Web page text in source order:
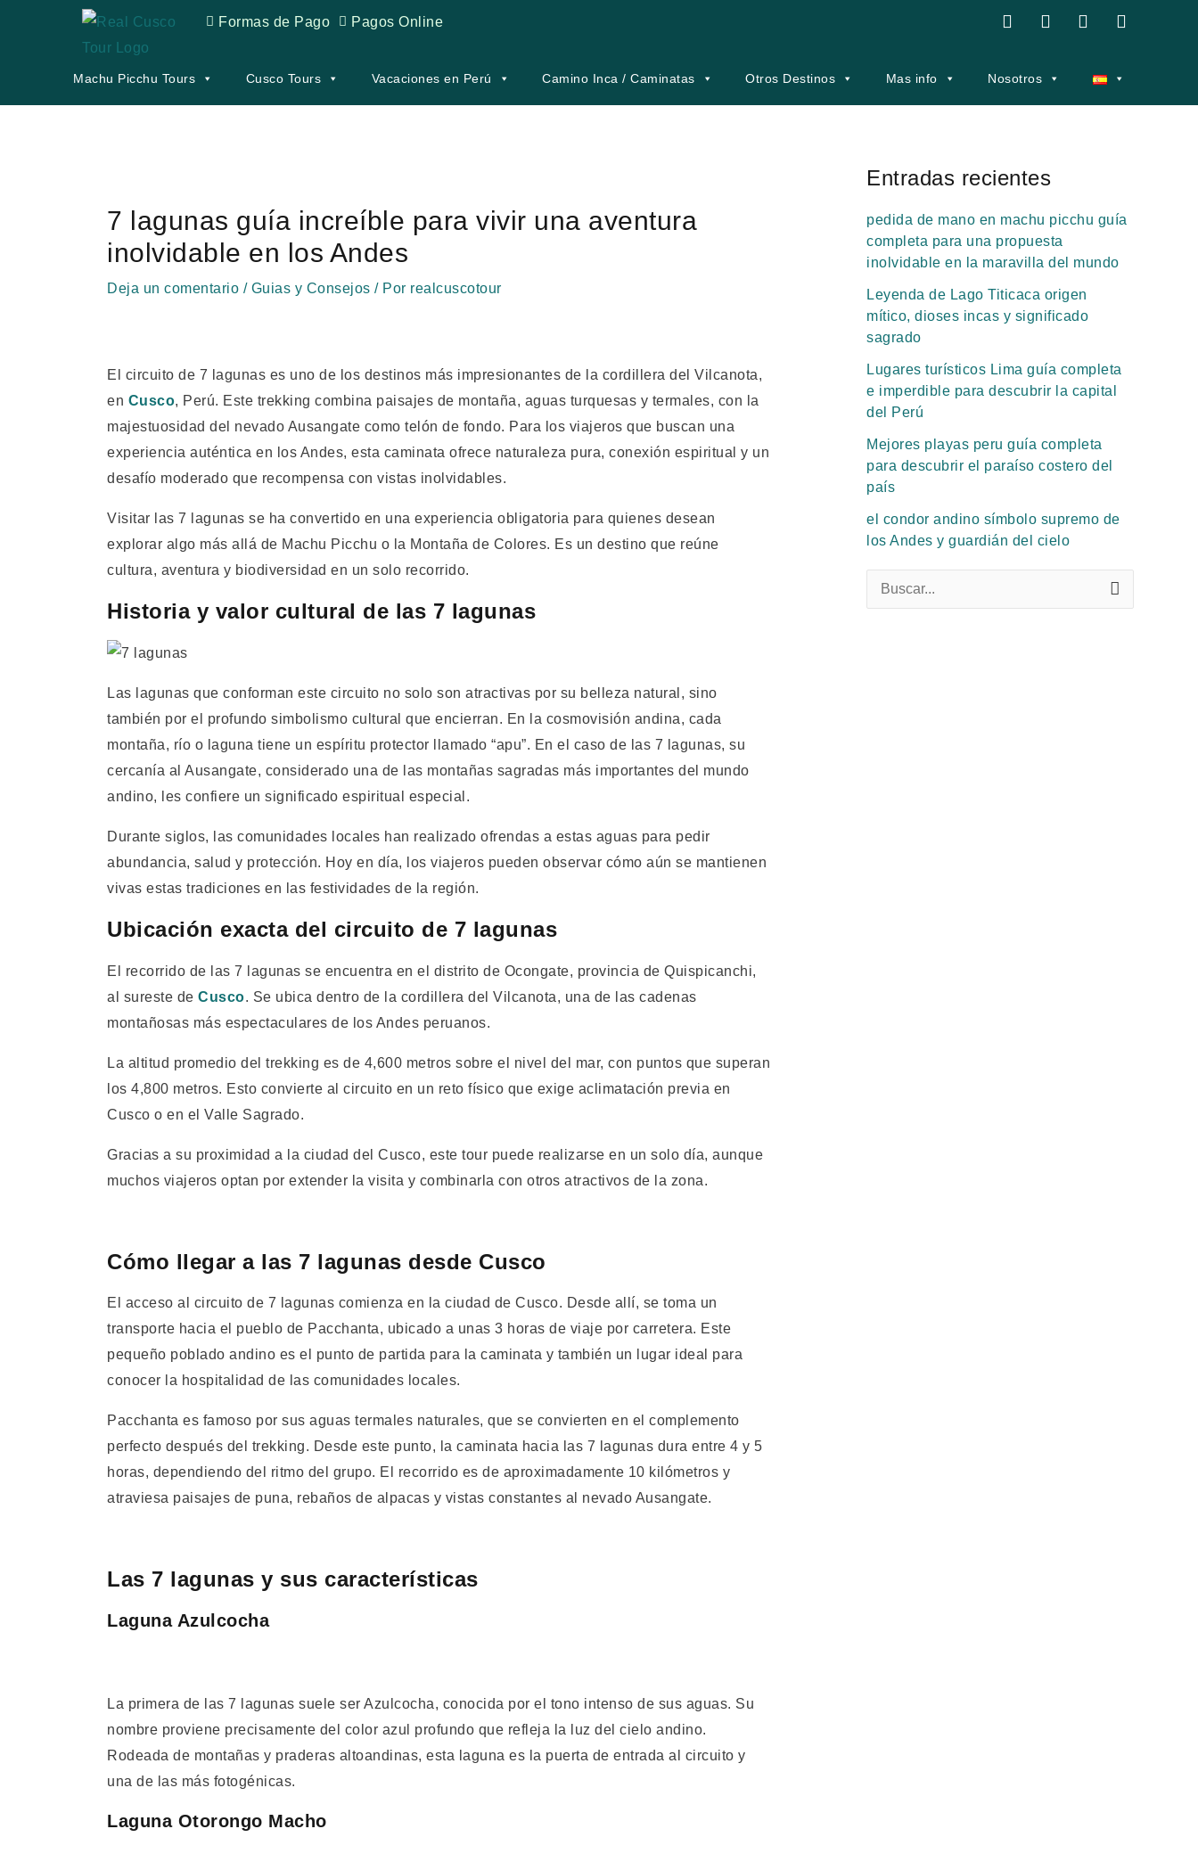
Formas de Pago Pagos Online
F
b
o
Y
b
I
g
T
d
Machu Picchu Tours Cusco Tours Vacaciones en Perú Camino Inca / Caminatas Otros Destinos Mas info Nosotros
7 lagunas guía increíble para vivir una aventura
inolvidable en los Andes
Deja un comentario / Guias y Consejos / Por realcuscotour
El circuito de 7 lagunas es uno de los destinos más impresionantes de la cordillera del Vilcanota,
en Cusco, Perú. Este trekking combina paisajes de montaña, aguas turquesas y termales, con la
majestuosidad del nevado Ausangate como telón de fondo. Para los viajeros que buscan una
experiencia auténtica en los Andes, esta caminata ofrece naturaleza pura, conexión espiritual y un
desafío moderado que recompensa con vistas inolvidables.
Visitar las 7 lagunas se ha convertido en una experiencia obligatoria para quienes desean
explorar algo más allá de Machu Picchu o la Montaña de Colores. Es un destino que reúne
cultura, aventura y biodiversidad en un solo recorrido.
Historia y valor cultural de las 7 lagunas
Las lagunas que conforman este circuito no solo son atractivas por su belleza natural, sino
también por el profundo simbolismo cultural que encierran. En la cosmovisión andina, cada
montaña, río o laguna tiene un espíritu protector llamado “apu”. En el caso de las 7 lagunas, su
cercanía al Ausangate, considerado una de las montañas sagradas más importantes del mundo
andino, les confiere un significado espiritual especial.
Durante siglos, las comunidades locales han realizado ofrendas a estas aguas para pedir
abundancia, salud y protección. Hoy en día, los viajeros pueden observar cómo aún se mantienen
vivas estas tradiciones en las festividades de la región.
Ubicación exacta del circuito de 7 lagunas
El recorrido de las 7 lagunas se encuentra en el distrito de Ocongate, provincia de Quispicanchi,
al sureste de Cusco. Se ubica dentro de la cordillera del Vilcanota, una de las cadenas
montañosas más espectaculares de los Andes peruanos.
La altitud promedio del trekking es de 4,600 metros sobre el nivel del mar, con puntos que superan
los 4,800 metros. Esto convierte al circuito en un reto físico que exige aclimatación previa en
Cusco o en el Valle Sagrado.
Gracias a su proximidad a la ciudad del Cusco, este tour puede realizarse en un solo día, aunque
muchos viajeros optan por extender la visita y combinarla con otros atractivos de la zona.
Cómo llegar a las 7 lagunas desde Cusco
El acceso al circuito de 7 lagunas comienza en la ciudad de Cusco. Desde allí, se toma un
transporte hacia el pueblo de Pacchanta, ubicado a unas 3 horas de viaje por carretera. Este
pequeño poblado andino es el punto de partida para la caminata y también un lugar ideal para
conocer la hospitalidad de las comunidades locales.
Pacchanta es famoso por sus aguas termales naturales, que se convierten en el complemento
perfecto después del trekking. Desde este punto, la caminata hacia las 7 lagunas dura entre 4 y 5
horas, dependiendo del ritmo del grupo. El recorrido es de aproximadamente 10 kilómetros y
atraviesa paisajes de puna, rebaños de alpacas y vistas constantes al nevado Ausangate.
Las 7 lagunas y sus características
Laguna Azulcocha
La primera de las 7 lagunas suele ser Azulcocha, conocida por el tono intenso de sus aguas. Su
nombre proviene precisamente del color azul profundo que refleja la luz del cielo andino.
Rodeada de montañas y praderas altoandinas, esta laguna es la puerta de entrada al circuito y
una de las más fotogénicas.
Laguna Otorongo Macho
entradas
Entradas recientes
pedida de mano en machu picchu guía
completa para una propuesta
inolvidable en la maravilla del mundo
Leyenda de Lago Titicaca origen
mítico, dioses incas y significado
sagrado
Lugares turísticos Lima guía completa
e imperdible para descubrir la capital
del Perú
Mejores playas peru guía completa
para descubrir el paraíso costero del
país
el condor andino símbolo supremo de
los Andes y guardián del cielo